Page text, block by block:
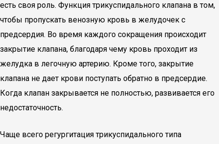
есть своя роль. Функция трикуспидального клапана в том,
чтобы пропускать венозную кровь в желудочек с
предсердия. Во время каждого сокращения происходит
закрытие клапана, благодаря чему кровь проходит из
желудка в легочную артерию. Кроме того, закрытие
клапана не дает крови поступать обратно в предсердие.
Когда клапан закрывается не полностью, развивается его
недостаточность.
Чаще всего регургитация трикуспидального типа